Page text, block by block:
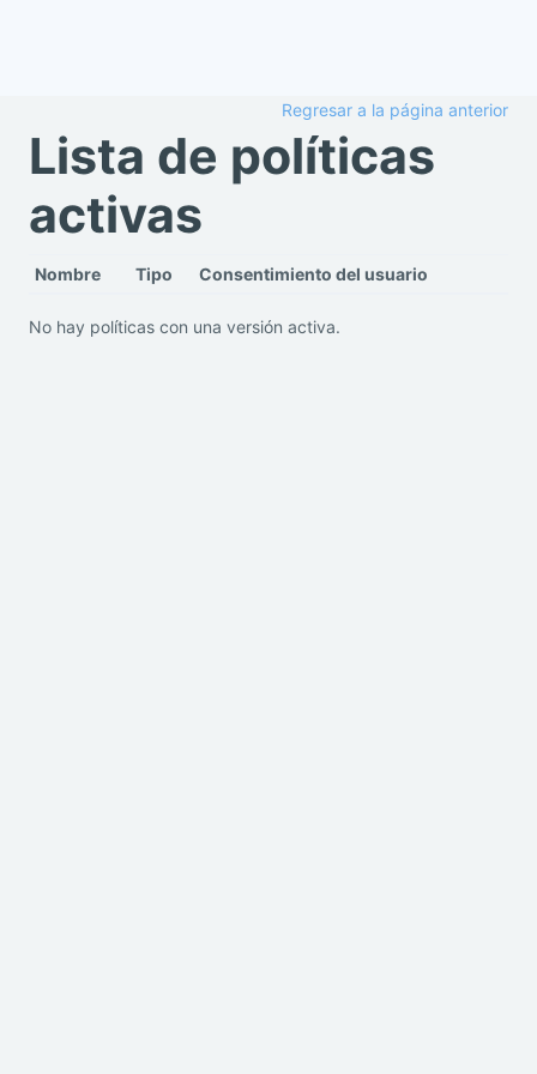
Regresar a la página anterior
Lista de políticas
activas
Nombre Tipo Consentimiento del usuario
No hay políticas con una versión activa.